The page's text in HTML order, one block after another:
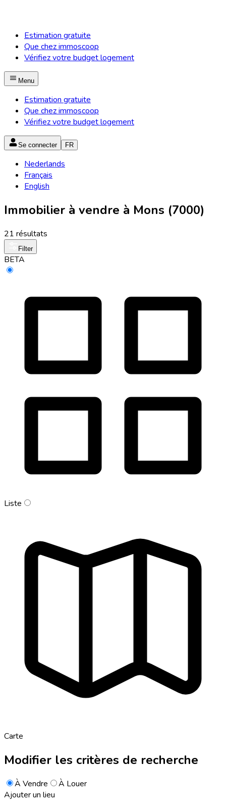
Estimation gratuite
Que chez immoscoop
Vérifiez votre budget logement
Menu
Estimation gratuite
Que chez immoscoop
Vérifiez votre budget logement
Se connecter FR
Nederlands
Français
English
Immobilier à vendre à Mons (7000)
21 résultats
Filter
BETA
Liste
Carte
Modifier les critères de recherche
À Vendre
À Louer
Ajouter un lieu